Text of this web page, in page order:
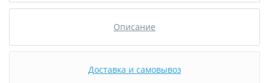
Описание
Доставка и самовывоз